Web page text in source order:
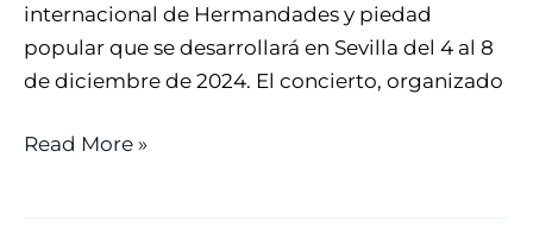
internacional de Hermandades y piedad
popular que se desarrollará en Sevilla del 4 al 8
de diciembre de 2024. El concierto, organizado
Read More »